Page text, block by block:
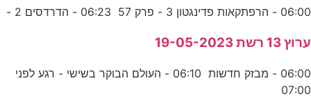
06:00 - הרפתקאות פדינגטון 3 - פרק 57 06:23 - הדרדסים 2 -
ערוץ 13 רשת 19-05-2023
06:00 - מבזק חדשות 06:10 - העולם הבוקר בשישי - רגע לפני
07:00